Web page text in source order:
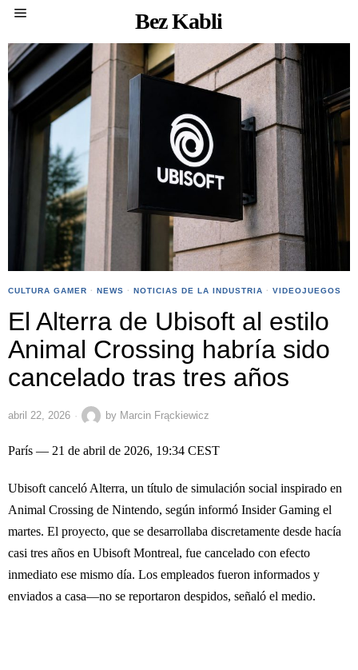
Bez Kabli
CULTURA GAMER · NEWS · NOTICIAS DE LA INDUSTRIA · VIDEOJUEGOS
El Alterra de Ubisoft al estilo
Animal Crossing habría sido
cancelado tras tres años
abril 22, 2026 by Marcin Frąckiewicz
París — 21 de abril de 2026, 19:34 CEST
Ubisoft canceló Alterra, un título de simulación social inspirado en
Animal Crossing de Nintendo, según informó Insider Gaming el
martes. El proyecto, que se desarrollaba discretamente desde hacía
casi tres años en Ubisoft Montreal, fue cancelado con efecto
inmediato ese mismo día. Los empleados fueron informados y
enviados a casa—no se reportaron despidos, señaló el medio.